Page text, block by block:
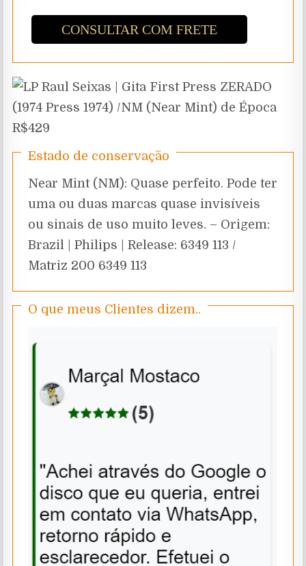
CONSULTAR COM FRETE
Estado de conservação
Near Mint (NM): Quase perfeito. Pode ter
uma ou duas marcas quase invisíveis
ou sinais de uso muito leves. – Origem:
Brazil | Philips | Release: 6349 113 /
Matriz 200 6349 113
O que meus Clientes dizem..